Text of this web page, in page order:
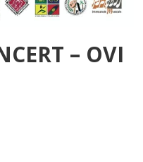
– OVI